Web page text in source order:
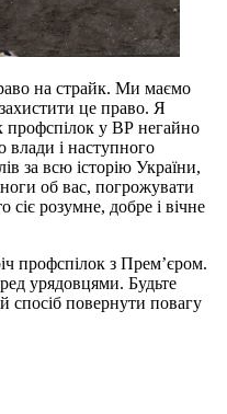
на страйк. Ми маємо
це право. Я
профспілок у ВР негайно
влади і наступного
за всю історію України,
об вас, погрожувати
сіє розумне, добре і вічне
профспілок з Прем’єром.
урядовцями. Будьте
спосіб повернути повагу